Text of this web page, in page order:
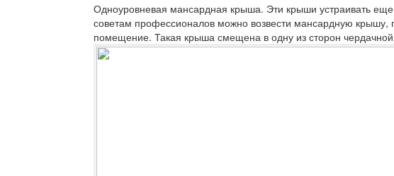
Одноуровневая мансардная крыша. Эти крыши устраивать
советам профессионалов можно возвести мансардную крышу,
помещение. Такая крыша смещена в одну из сторон